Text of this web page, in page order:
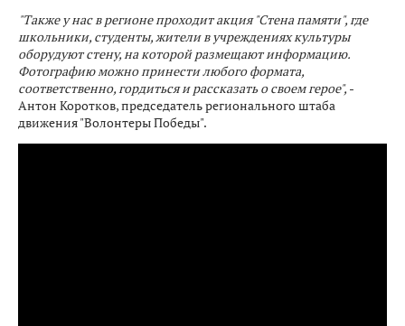
"Также у нас в регионе проходит акция "Стена памяти", где
школьники, студенты, жители в учреждениях культуры
оборудуют стену, на которой размещают информацию.
Фотографию можно принести любого формата,
соответственно, гордиться и рассказать о своем герое", -
Антон Коротков, председатель регионального штаба
движения "Волонтеры Победы".